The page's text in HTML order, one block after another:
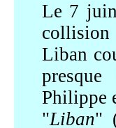
Le 7
Liban
Philippe
"Liban"